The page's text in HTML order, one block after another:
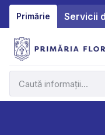
Primărie Servicii